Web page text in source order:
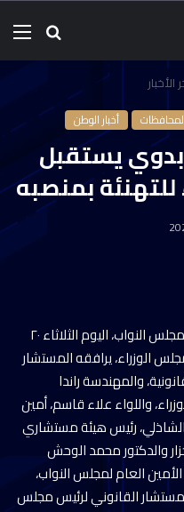
الأخبار
أخبار الوطن
يستقبل
بمنصبه
استقبل المستشار هشام بدوي، رئيس مجلس النواب، اليوم الثلاثاء ٢٠
الوزراء، يرافقه المستشار
والمهندسة راندا
واللواء علاء قاسم، أمين
رئيس هيئة مستشاري
والدكتور محمد الوحش
العام لمجلس النواب،
القانوني لرئيس مجلس